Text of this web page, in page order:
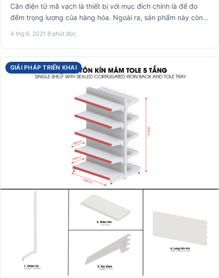
Cân điện tử mã vạch là thiết bị với mục đích chính là để đo
đếm trọng lượng của hàng hóa. Ngoài ra, sản phẩm này còn
4 thg 6, 2021 ·8 phút đọc
GIẢI PHÁP TRIỂN KHAI